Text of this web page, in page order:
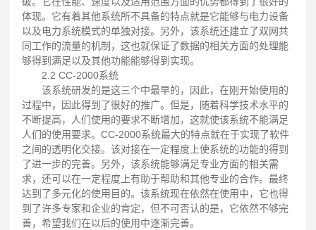
体现。它有着其他系统所不具备的特点就是它能够与电力设备
以及电力系统模式的单独对接。另外，该系统还建立了双网共
同工作的流量的机制，这也就保证了数据的相关方面的处理能
够得到满足以及其他功能能够得到实现。
2.2 CC-2000系统
该系统研发的是这三个中最早的，因此，在刚开始使用的
过程中，因此得到了很好的推广。但是，随着科学技术水平的
不断提高，人们使用的要求不断增加，这就使该系统不能满足
人们的使用要求。CC-2000系统最大的特点就在于实现了软件
之间的透明化交接。该对接在一定程度上使系统的功能的得到
了进一步的完善。另外，该系统能够满足专业方面的相关需
求，还可以在一定程度上有助于帮助和其他专业的合作。最终
达到了多元化的使用目的。该系统现在依然在使用中，它也得
到了许多专家和企业的肯定，但不可否认的是，它依然不够完
善，希望我们在以后的使用中逐渐完善。